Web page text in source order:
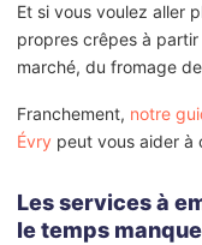
Et si vous voulez aller
propres crêpes à
marché, du fromage
Franchement, notre
Évry peut vous aider à
Les services à
le temps manque